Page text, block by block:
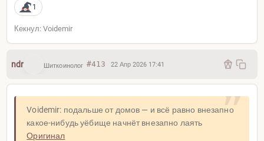
1
Кекнул: Voidemir
ndr Шиткоинолог #413 22 Апр 2026 17:41
Voidemir: подальше от домов — и всё равно внезапно
какое-нибудь уёбище начнёт внезапно лаять
Оригинал